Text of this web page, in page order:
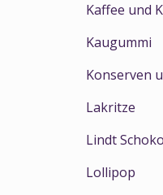
Kaffee und
Kaugummi
Konserven
Lakritze
Lindt
Lollipop